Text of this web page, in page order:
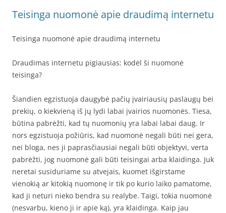
Teisinga nuomonė apie draudimą internetu
Teisinga nuomonė apie draudimą internetu
Draudimas internetu pigiausias: kodėl ši nuomonė
teisinga?
Šiandien egzistuoja daugybė pačių įvairiausių paslaugų bei
prekių, o kiekvieną iš jų lydi labai įvairios nuomonės. Tiesa,
būtina pabrėžti, kad tų nuomonių yra labai labai daug. Ir
nors egzistuoja požiūris, kad nuomonė negali būti nei gera,
nei bloga, nes ji paprasčiausiai negali būti objektyvi, verta
pabrėžti, jog nuomonė gali būti teisingai arba klaidinga. Juk
neretai susiduriame su atvejais, kuomet išgirstame
vienokią ar kitokią nuomonę ir tik po kurio laiko pamatome,
kad ji neturi nieko bendra su realybe. Taigi, tokia nuomonė
(nesvarbu, kieno ji ir apie ką), yra klaidinga. Kaip jau